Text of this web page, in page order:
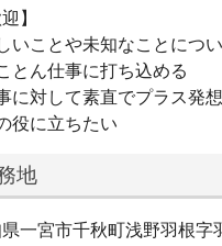
】
いことや未知なことにつ
とん仕事に打ち込める
に対して素直でプラス発想
役に立ちたい
地
一宮市千秋町浅野羽根字